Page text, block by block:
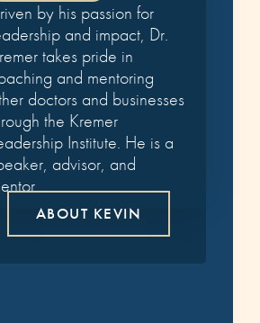
by his passion for
and impact, Dr.
takes pride in
and mentoring
doctors and businesses
the Kremer
Institute. He is a
advisor, and
ABOUT KEVIN